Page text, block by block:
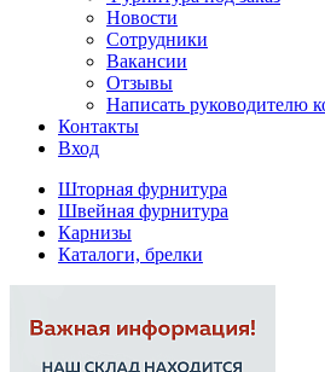
Новости
Сотрудники
Вакансии
Отзывы
Написать руководителю
Контакты
Вход
Шторная фурнитура
Швейная фурнитура
Карнизы
Каталоги, брелки